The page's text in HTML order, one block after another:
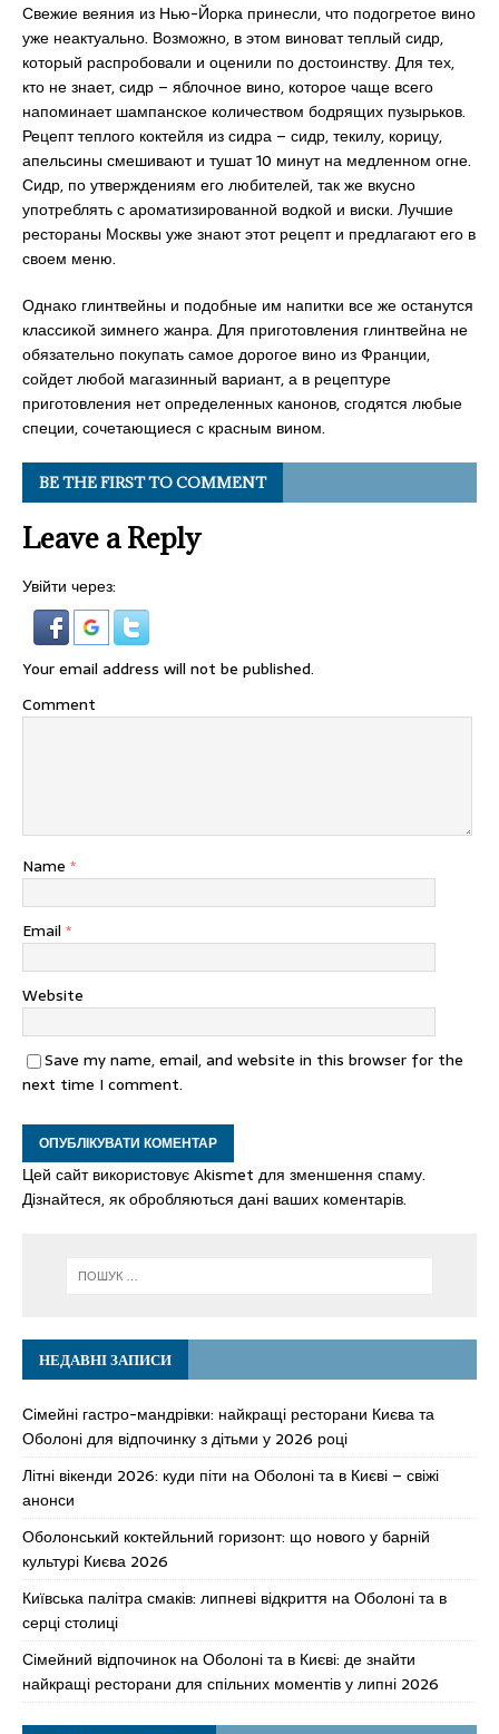
Свежие веяния из Нью-Йорка принесли, что подогретое вино
уже неактуально. Возможно, в этом виноват теплый сидр,
который распробовали и оценили по достоинству. Для тех,
кто не знает, сидр – яблочное вино, которое чаще всего
напоминает шампанское количеством бодрящих пузырьков.
Рецепт теплого коктейля из сидра – сидр, текилу, корицу,
апельсины смешивают и тушат 10 минут на медленном огне.
Сидр, по утверждениям его любителей, так же вкусно
употреблять с ароматизированной водкой и виски. Лучшие
рестораны Москвы уже знают этот рецепт и предлагают его в
своем меню.
Однако глинтвейны и подобные им напитки все же останутся
классикой зимнего жанра. Для приготовления глинтвейна не
обязательно покупать самое дорогое вино из Франции,
сойдет любой магазинный вариант, а в рецептуре
приготовления нет определенных канонов, сгодятся любые
специи, сочетающиеся с красным вином.
BE THE FIRST TO COMMENT
Leave a Reply
Увійти через:
Your email address will not be published.
Comment
Name *
Email *
Website
Save my name, email, and website in this browser for the
next time I comment.
Цей сайт використовує Akismet для зменшення спаму.
Дізнайтеся, як обробляються дані ваших коментарів.
НЕДАВНІ ЗАПИСИ
Сімейні гастро-мандрівки: найкращі ресторани Києва та
Оболоні для відпочинку з дітьми у 2026 році
Літні вікенди 2026: куди піти на Оболоні та в Києві – свіжі
анонси
Оболонський коктейльний горизонт: що нового у барній
культурі Києва 2026
Київська палітра смаків: липневі відкриття на Оболоні та в
серці столиці
Сімейний відпочинок на Оболоні та в Києві: де знайти
найкращі ресторани для спільних моментів у липні 2026